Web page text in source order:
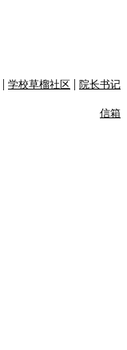
| 学校草榴社区 | 院长书记
信箱